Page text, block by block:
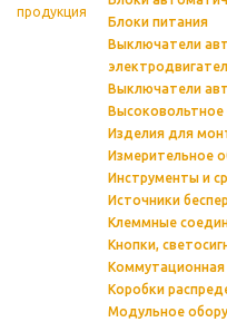
Блоки питания
Выключатели
Выключатели
Высоковольтное
Изделия для
Измерительное
Инструменты и
Источники
Клеммные
Кнопки,
Коммутационная
Коробки
Модульное